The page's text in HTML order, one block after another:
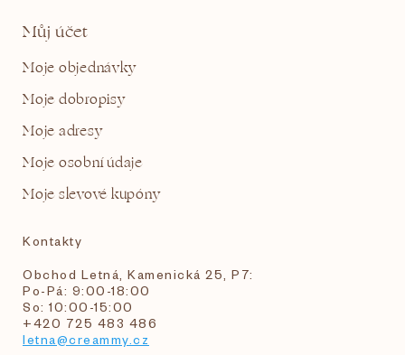
Můj účet
Moje objednávky
Moje dobropisy
Moje adresy
Moje osobní údaje
Moje slevové kupóny
Kontakty
Obchod Letná, Kamenická 25, P7:
Po-Pá: 9:00-18:00
So: 10:00-15:00
+420 725 483 486
letna@creammy.cz